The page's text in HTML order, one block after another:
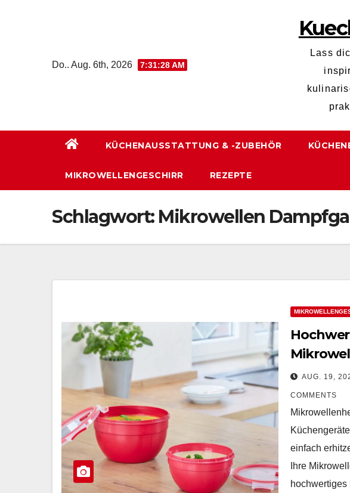
Do.. Aug. 6th, 2026 7:31:29 AM
Lass
KÜCHENAUSSTATTUNG & -ZUBEHÖR
MIKROWELLENGESCHIRR REZEPTE
Schlagwort: Mikrowellen
undAUG. 19,
COMMENTS
einfach
Ihre